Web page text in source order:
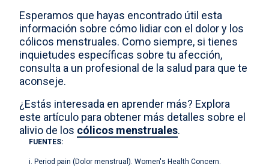
Esperamos que hayas encontrado útil esta
información sobre cómo lidiar con el dolor y los
cólicos menstruales. Como siempre, si tienes
inquietudes específicas sobre tu afección,
consulta a un profesional de la salud para que te
aconseje.
¿Estás interesada en aprender más? Explora
este artículo para obtener más detalles sobre el
alivio de los cólicos menstruales.
FUENTES:
i. Period pain (Dolor menstrual). Women's Health Concern.